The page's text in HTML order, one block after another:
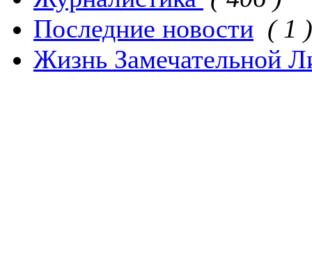
Последние новости ( 1 )
Жизнь Замечательной